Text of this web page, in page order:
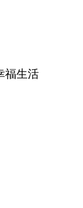
福生活